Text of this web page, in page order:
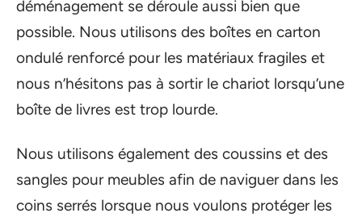
déménagement se déroule aussi bien que
possible. Nous utilisons des boîtes en carton
ondulé renforcé pour les matériaux fragiles et
nous n’hésitons pas à sortir le chariot lorsqu’une
boîte de livres est trop lourde.
Nous utilisons également des coussins et des
sangles pour meubles afin de naviguer dans les
coins serrés lorsque nous voulons protéger les